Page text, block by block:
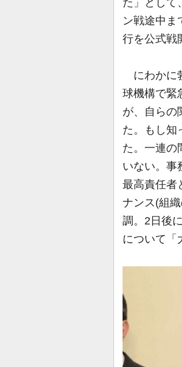
ン戦途中ま
行を公式戦
にわかに
球機構で緊
が、自らの
た。もし知
た。一連の
いない。事
最高責任者
ナンス(組
調。2日後
について「